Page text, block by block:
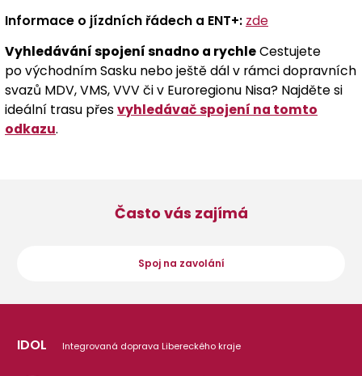
Informace o jízdních řádech a ENT+: zde
Vyhledávání spojení snadno a rychleCestujete
po východním Sasku nebo ještě dál v rámci dopravních
svazů MDV, VMS, VVV či v Euroregionu Nisa? Najděte si
ideální trasu přesvyhledávač spojení na tomto
odkazu.
Často vás zajímá
Spoj na zavolání
IDOL Integrovaná doprava Libereckého kraje